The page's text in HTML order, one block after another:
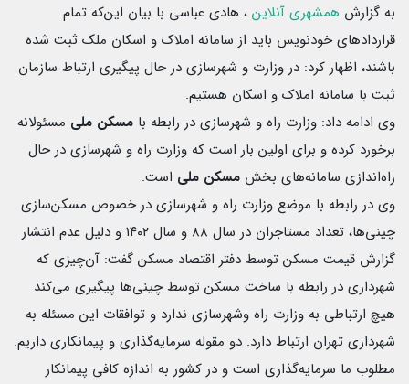
به گزارش همشهری آنلاین ،‌ هادی عباسی با بیان این‌که تمام
قراردادهای خودنویس باید از سامانه املاک و اسکان ملک ثبت شده
باشند، اظهار کرد: در وزارت و شهرسازی در حال پیگیری ارتباط سازمان
ثبت با سامانه املاک و اسکان هستیم.
وی ادامه داد: وزارت راه و شهرسازی در رابطه با مسکن ملی مسئولانه
برخورد کرده و برای اولین بار است که وزارت راه و شهرسازی در حال
راه‌اندازی سامانه‌های بخش مسکن ملی است.
وی در رابطه با موضع وزارت راه و شهرسازی در خصوص مسکن‌سازی
چینی‌ها، تعداد مستاجران در سال ۸۸ و سال ۱۴۰۲ و دلیل عدم انتشار
گزارش قیمت مسکن توسط دفتر اقتصاد مسکن گفت: آن‌چیزی که
شهرداری در رابطه با ساخت مسکن توسط چینی‌ها پیگیری می‌کند
هیچ ارتباطی به وزارت راه وشهرسازی ندارد و توافقات این مسئله به
شهرداری تهران ارتباط دارد. دو مقوله سرمایه‌گذاری و پیمانکاری داریم.
مطلوب ما سرمایه‌گذاری است و در کشور به‌ اندازه کافی پیمانکار